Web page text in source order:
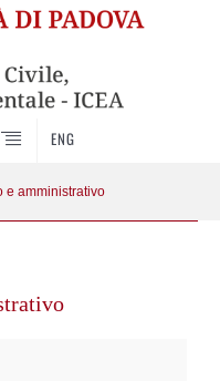
ENG
e amministrativo